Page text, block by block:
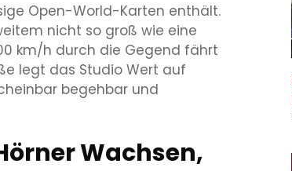
Open-World-Karten enthält.
nicht so groß wie eine
km/h durch die Gegend fährt
legt das Studio Wert auf
begehbar und
Wachsen,